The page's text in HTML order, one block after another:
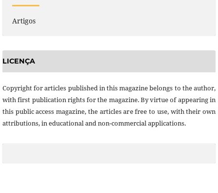
Artigos
LICENÇA
Copyright for articles published in this magazine belongs to the author,
with first publication rights for the magazine. By virtue of appearing in
this public access magazine, the articles are free to use, with their own
attributions, in educational and non-commercial applications.